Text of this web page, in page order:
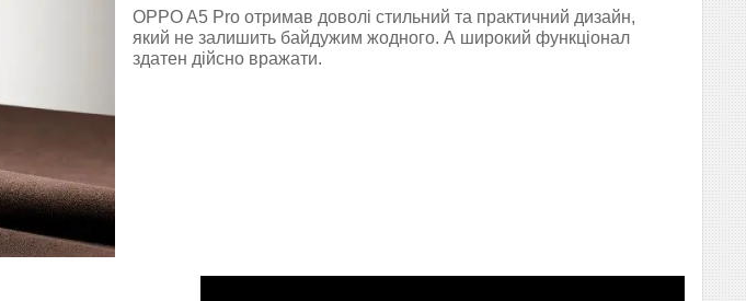
OPPO A5 Pro отримав доволі стильний та практичний дизайн,
який не залишить байдужим жодного. А широкий функціонал
здатен дійсно вражати.